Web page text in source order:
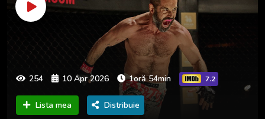
254 10 Apr 2026 1oră 54min 7.2
Lista mea Distribuie